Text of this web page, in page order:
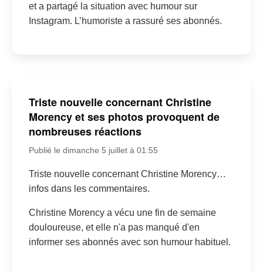
et a partagé la situation avec humour sur
Instagram. L’humoriste a rassuré ses abonnés.
Triste nouvelle concernant Christine
Morency et ses photos provoquent de
nombreuses réactions
Publié le dimanche 5 juillet à 01:55
Triste nouvelle concernant Christine Morency…
infos dans les commentaires.
Christine Morency a vécu une fin de semaine
douloureuse, et elle n'a pas manqué d'en
informer ses abonnés avec son humour habituel.